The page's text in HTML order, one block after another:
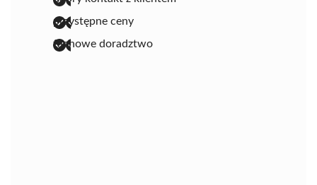
przystępne ceny
fachowe doradztwo